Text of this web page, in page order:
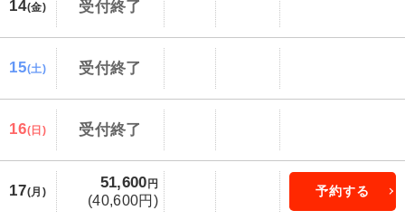
14(金) 受付終了
15(土) 受付終了
16(日) 受付終了
17(月)
51,600 円
(40,600円)
予約する